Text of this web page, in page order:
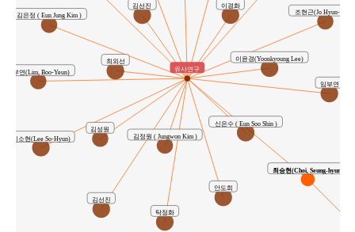
김선진
김선진
김성원
김은정 ( Eun Jung Kim )
김정원 ( Jungwon Kim )
신은수 ( Eun Soo Shin )
안도희
이경화
이소현(Lee So-Hyun)
이윤경(Yoonkyoung Lee)
임부연
임부연(Lim, Boo-Yeun)
조현근(Jo Hyun-
최외선
탁정화
최승현(Choi, Seung-hyun)
유사연구